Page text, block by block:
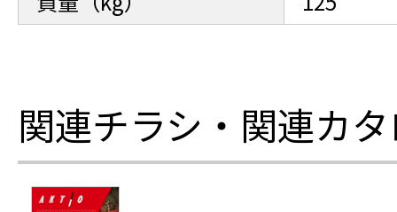
関連チラシ・関連カ